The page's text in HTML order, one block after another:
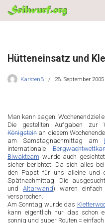
Hütteneinsatz und
KarstenB 28. September 2005
Man kann sagen: Wochenendziel
Die gestellten Aufgaben zur
Königstein an diesem
am Samstagnachmittag am
internationale
Biwakteam wurde auch
sicher berichtet. Da sich alles
den Papst für uns alleine und
Spätnachmittag. Die
undAltarwand) waren
versprochen.
Am Sonntag wurde das
kann eigentlich nur das schon
sonnig und super Routen =